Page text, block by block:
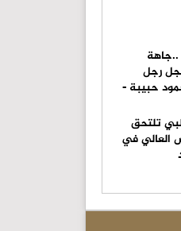
..جاهة
رجل
حبيبة -
تلتحق
العالي في